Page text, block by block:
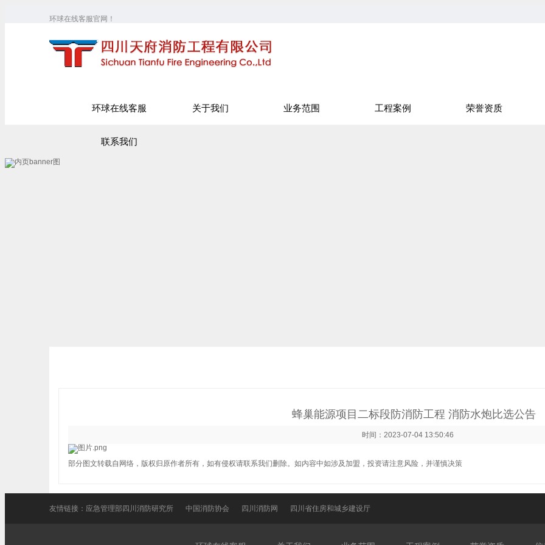
环球在线客服官网！
环球在线客服 关于我们 业务范围 工程案例 荣誉资质
联系我们
蜂巢能源项目二标段防消防工程 消防水炮比选公告
时间：2023-07-04 13:50:46
部分图文转载自网络，版权归原作者所有，如有侵权请联系我们删除。如内容中如涉及加盟，投资请注意风险，并谨慎决策
友情链接： 应急管理部四川消防研究所 中国消防协会 四川消防网 四川省住房和城乡建设厅